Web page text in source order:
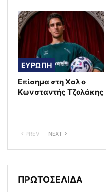
ΕΥΡΩΠΗ
Επίσημα στη Χαλ ο
Κωνσταντής Τζολάκης
PREV NEXT
ΠΡΩΤΟΣΕΛΙΔΑ